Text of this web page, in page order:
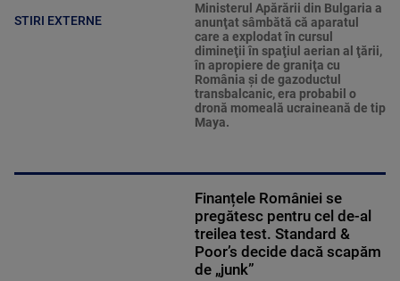
STIRI EXTERNE
Ministerul Apărării din Bulgaria a
anunţat sâmbătă că aparatul
care a explodat în cursul
dimineţii în spaţiul aerian al ţării,
în apropiere de graniţa cu
România şi de gazoductul
transbalcanic, era probabil o
dronă momeală ucraineană de tip
Maya.
Finanțele României se
pregătesc pentru cel de-al
treilea test. Standard &
Poor’s decide dacă scapăm
de „junk”